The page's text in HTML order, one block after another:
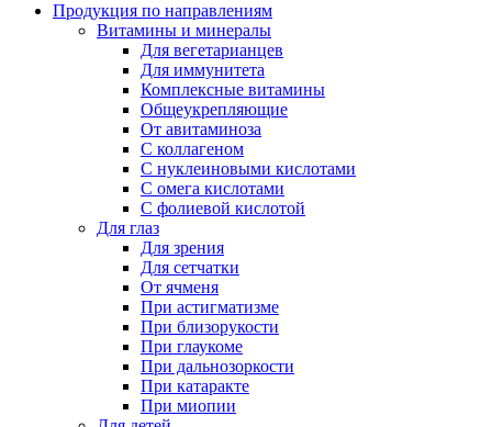
Продукция по направлениям
Витамины и минералы
Для вегетарианцев
Для иммунитета
Комплексные витамины
Общеукрепляющие
От авитаминоза
С коллагеном
С нуклеиновыми кислотами
С омега кислотами
С фолиевой кислотой
Для глаз
Для зрения
Для сетчатки
От ячменя
При астигматизме
При близорукости
При глаукоме
При дальнозоркости
При катаракте
При миопии